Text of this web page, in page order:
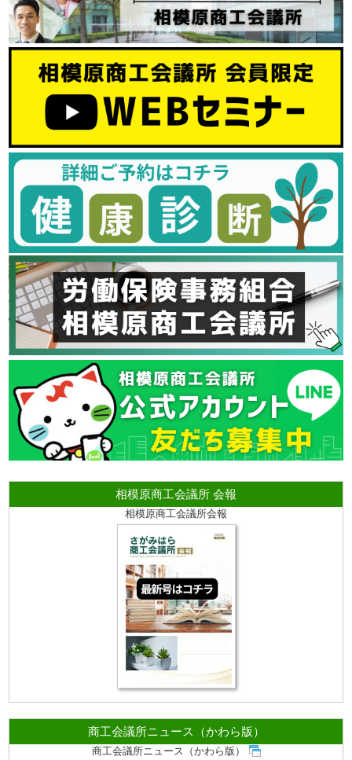
相模原商工会議所 会報
相模原商工会議所会報
商工会議所ニュース（かわら版）
商工会議所ニュース（かわら版）